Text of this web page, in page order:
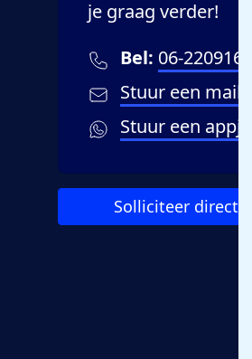
je graag verder!
Bel: 06-22091648
Stuur een mailtje
Stuur een appje
Solliciteer direct